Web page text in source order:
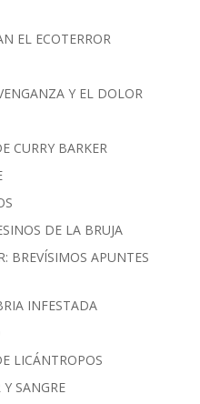
EL ECOTERROR
Y EL DOLOR
CURRY BARKER
DE LA BRUJA
BREVÍSIMOS APUNTES
INFESTADA
LICÁNTROPOS
SANGRE